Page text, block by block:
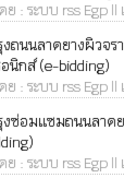
: ระบบ rss Egp ||
งถนนลาดยางผิว
นิกส์ (e-bidding)
: ระบบ rss Egp ||
งซ่อมแซมถนนลา
: ระบบ rss Egp ||